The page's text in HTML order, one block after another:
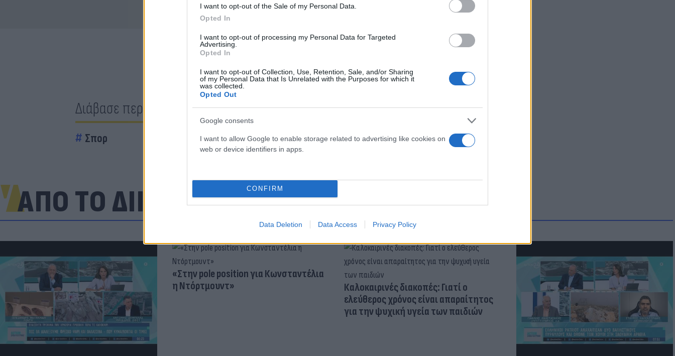
I want to opt-out of the Sale of my Personal Data.
Opted In
I want to opt-out of processing my Personal Data for Targeted
Advertising.
Opted In
I want to opt-out of Collection, Use, Retention, Sale, and/or Sharing
of my Personal Data that Is Unrelated with the Purposes for which it
was collected.
Opted Out
Google consents
I want to allow Google to enable storage related to advertising like cookies on
web or device identifiers in apps.
CONFIRM
Data Deletion Data Access Privacy Policy
Διάβασε περισσότερα
Σπορ
ΑΠΟ ΤΟ ΔΙΚΤΥΟ
«Στην pole position για Κωνσταντέλια
η Ντόρτμουντ»
Καλοκαιρινές διακοπές: Γιατί ο
ελεύθερος χρόνος είναι απαραίτητος
για την ψυχική υγεία των παιδιών